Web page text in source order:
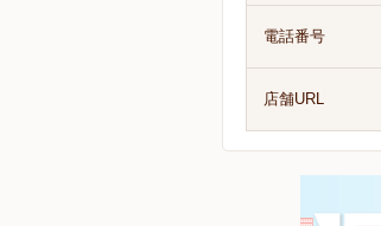
電話番号
店舗URL